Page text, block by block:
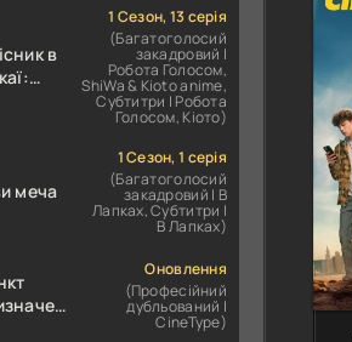
в
1 Сезон, 13 серія
(Багатоголосий
закадровий |
Робота Голосом,
ShiWa & Kioto anime,
Субтитри | Робота
Голосом, Кіото)
меча
1 Сезон, 1 серія
(Багатоголосий
закадровий | В
Лапках, Субтитри |
В Лапках)
Оновлення
(Професійний
дубльований |
CineType)